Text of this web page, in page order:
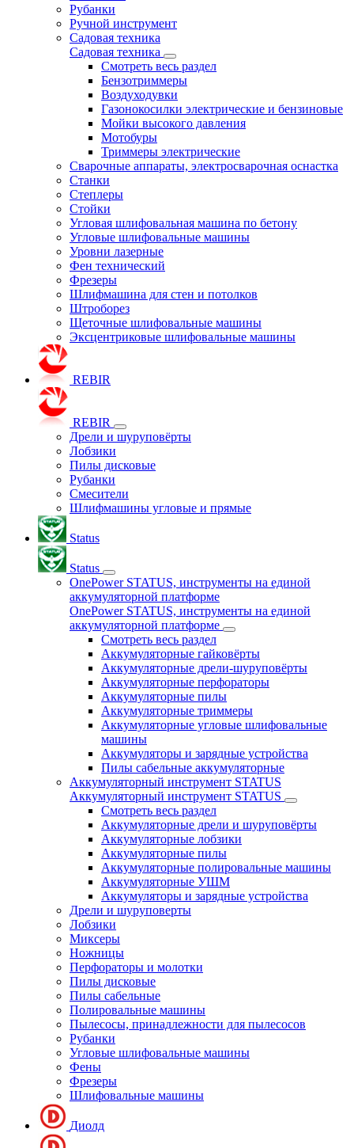
Рубанки
Ручной инструмент
Садовая техника
Садовая техника
Смотреть весь раздел
Бензотриммеры
Воздуходувки
Газонокосилки электрические и бензиновые
Мойки высокого давления
Мотобуры
Триммеры электрические
Сварочные аппараты, электросварочная оснастка
Станки
Степлеры
Стойки
Угловая шлифовальная машина по бетону
Угловые шлифовальные машины
Уровни лазерные
Фен технический
Фрезеры
Шлифмашина для стен и потолков
Штроборез
Щеточные шлифовальные машины
Эксцентриковые шлифовальные машины
REBIR
REBIR
Дрели и шуруповёрты
Лобзики
Пилы дисковые
Рубанки
Смесители
Шлифмашины угловые и прямые
Status
Status
OnePower STATUS, инструменты на единой
аккумуляторной платформе
OnePower STATUS, инструменты на единой
аккумуляторной платформе
Смотреть весь раздел
Аккумуляторные гайковёрты
Аккумуляторные дрели-шуруповёрты
Аккумуляторные перфораторы
Аккумуляторные пилы
Аккумуляторные триммеры
Аккумуляторные угловые шлифовальные
машины
Аккумуляторы и зарядные устройства
Пилы сабельные аккумуляторные
Аккумуляторный инструмент STATUS
Аккумуляторный инструмент STATUS
Смотреть весь раздел
Аккумуляторные дрели и шуруповёрты
Аккумуляторные лобзики
Аккумуляторные пилы
Аккумуляторные полировальные машины
Аккумуляторные УШМ
Аккумуляторы и зарядные устройства
Дрели и шуруповерты
Лобзики
Миксеры
Ножницы
Перфораторы и молотки
Пилы дисковые
Пилы сабельные
Полировальные машины
Пылесосы, принадлежности для пылесосов
Рубанки
Угловые шлифовальные машины
Фены
Фрезеры
Шлифовальные машины
Диолд